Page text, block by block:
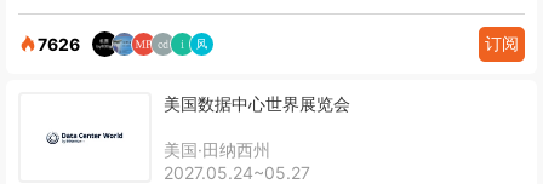
7626 订阅
美国数据中心世界展览会
美国·田纳西州
2027.05.24~05.27